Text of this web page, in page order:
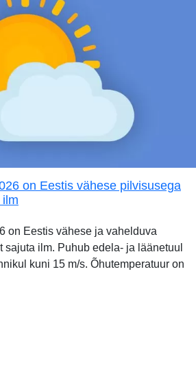
on Eestis vähese pilvisusega
on Eestis vähese ja vahelduva
ilm. Puhub edela- ja läänetuul
kuni 15 m/s. Õhutemperatuur on